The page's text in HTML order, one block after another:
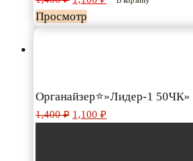
цена
составляла
1,400 ₽.
цена:
Просмотр
Органайзер⭐»Лидер-1 50ЧК»
1,400₽ Первоначальная
цена
1,100 ₽цена: